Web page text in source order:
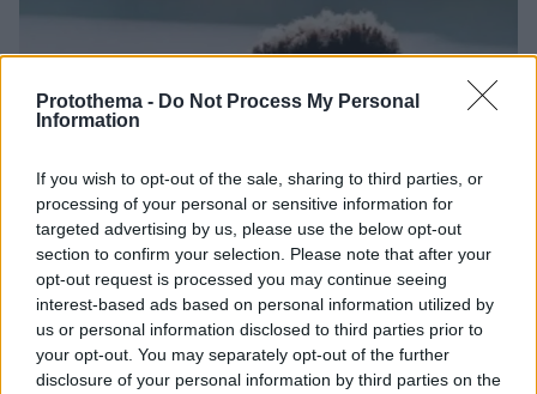
Protothema - Do Not Process My Personal
Information
If you wish to opt-out of the sale, sharing to third parties, or
processing of your personal or sensitive information for
targeted advertising by us, please use the below opt-out
section to confirm your selection. Please note that after your
opt-out request is processed you may continue seeing
interest-based ads based on personal information utilized by
us or personal information disclosed to third parties prior to
your opt-out. You may separately opt-out of the further
disclosure of your personal information by third parties on the